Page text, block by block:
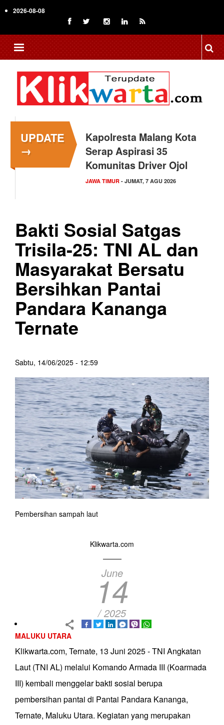
to
content
2026-08-08
UPDATE
→
Kapolresta Malang Kota
Serap Aspirasi 35
Komunitas Driver Ojol
JAWA TIMUR - JUMAT, 7 AGU 2026
Bakti Sosial Satgas
Trisila-25: TNI AL dan
Masyarakat Bersatu
Bersihkan Pantai
Pandara Kananga
Ternate
Sabtu, 14/06/2025 - 12:59
Pembersihan sampah laut
Klikwarta.com
June
14
/ 2025
MALUKU UTARA
Klikwarta.com, Ternate, 13 Juni 2025 - TNI Angkatan
Laut (TNI AL) melalui Komando Armada III (Koarmada
III) kembali menggelar bakti sosial berupa
pembersihan pantai di Pantai Pandara Kananga,
Ternate, Maluku Utara. Kegiatan yang merupakan